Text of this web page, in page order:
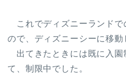
これでディズニーランドで
ので、ディズニーシーに移動
出てきたときには既に入園
て、制限中でした。